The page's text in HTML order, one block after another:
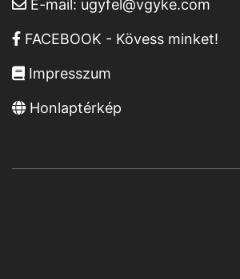
E-mail: ugyfel@vgyke.com
FACEBOOK - Kövess minket!
Impresszum
Honlaptérkép